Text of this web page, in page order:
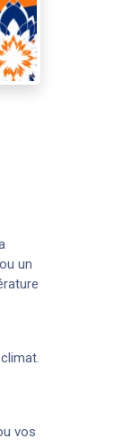
un
vos